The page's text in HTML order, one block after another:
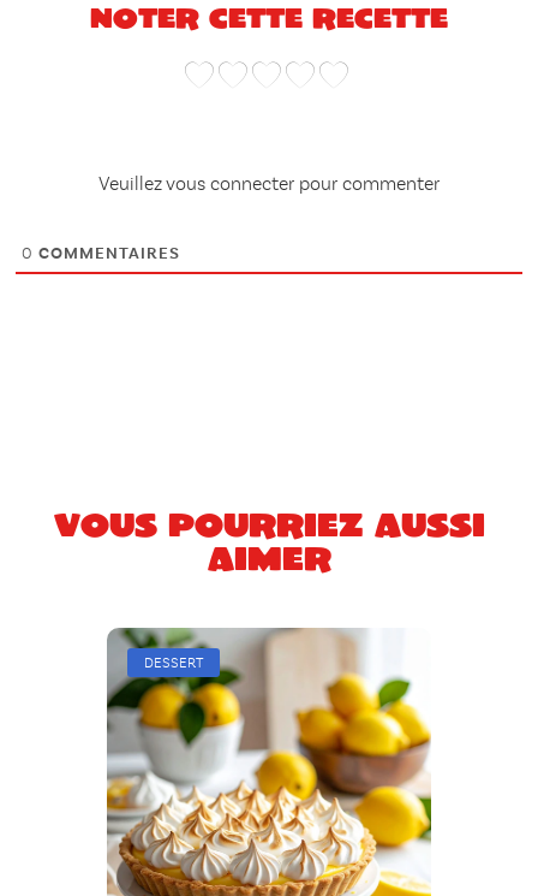
Noter cette recette
Veuillez vous connecter pour commenter
0 COMMENTAIRES
Vous pourriez aussi
aimer
DESSERT